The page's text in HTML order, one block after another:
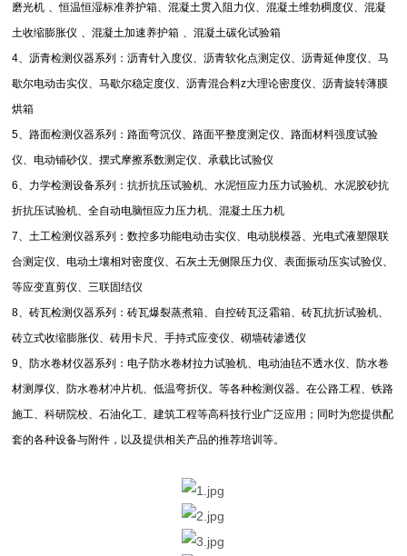
磨光机 、恒温恒湿标准养护箱、混凝土贯入阻力仪、混凝土维勃稠度仪、混凝
土收缩膨胀仪 、混凝土加速养护箱 、混凝土碳化试验箱
4、沥青检测仪器系列：沥青针入度仪、沥青软化点测定仪、沥青延伸度仪、马
歇尔电动击实仪、马歇尔稳定度仪、沥青混合料z大理论密度仪、沥青旋转薄膜
烘箱
5、路面检测仪器系列：路面弯沉仪、路面平整度测定仪、路面材料强度试验
仪、电动铺砂仪、摆式摩擦系数测定仪、承载比试验仪
6、力学检测设备系列：抗折抗压试验机、水泥恒应力压力试验机、水泥胶砂抗
折抗压试验机、全自动电脑恒应力压力机、混凝土压力机
7、土工检测仪器系列：数控多功能电动击实仪、电动脱模器、光电式液塑限联
合测定仪、电动土壤相对密度仪、石灰土无侧限压力仪、表面振动压实试验仪、
等应变直剪仪、三联固结仪
8、砖瓦检测仪器系列：砖瓦爆裂蒸煮箱、自控砖瓦泛霜箱、砖瓦抗折试验机、
砖立式收缩膨胀仪、砖用卡尺、手持式应变仪、砌墙砖渗透仪
9、防水卷材仪器系列：电子防水卷材拉力试验机、电动油毡不透水仪、防水卷
材测厚仪、防水卷材冲片机、低温弯折仪。等各种检测仪器。在公路工程、铁路
施工、科研院校、石油化工、建筑工程等高科技行业广泛应用；同时为您提供配
套的各种设备与附件，以及提供相关产品的推荐培训等。